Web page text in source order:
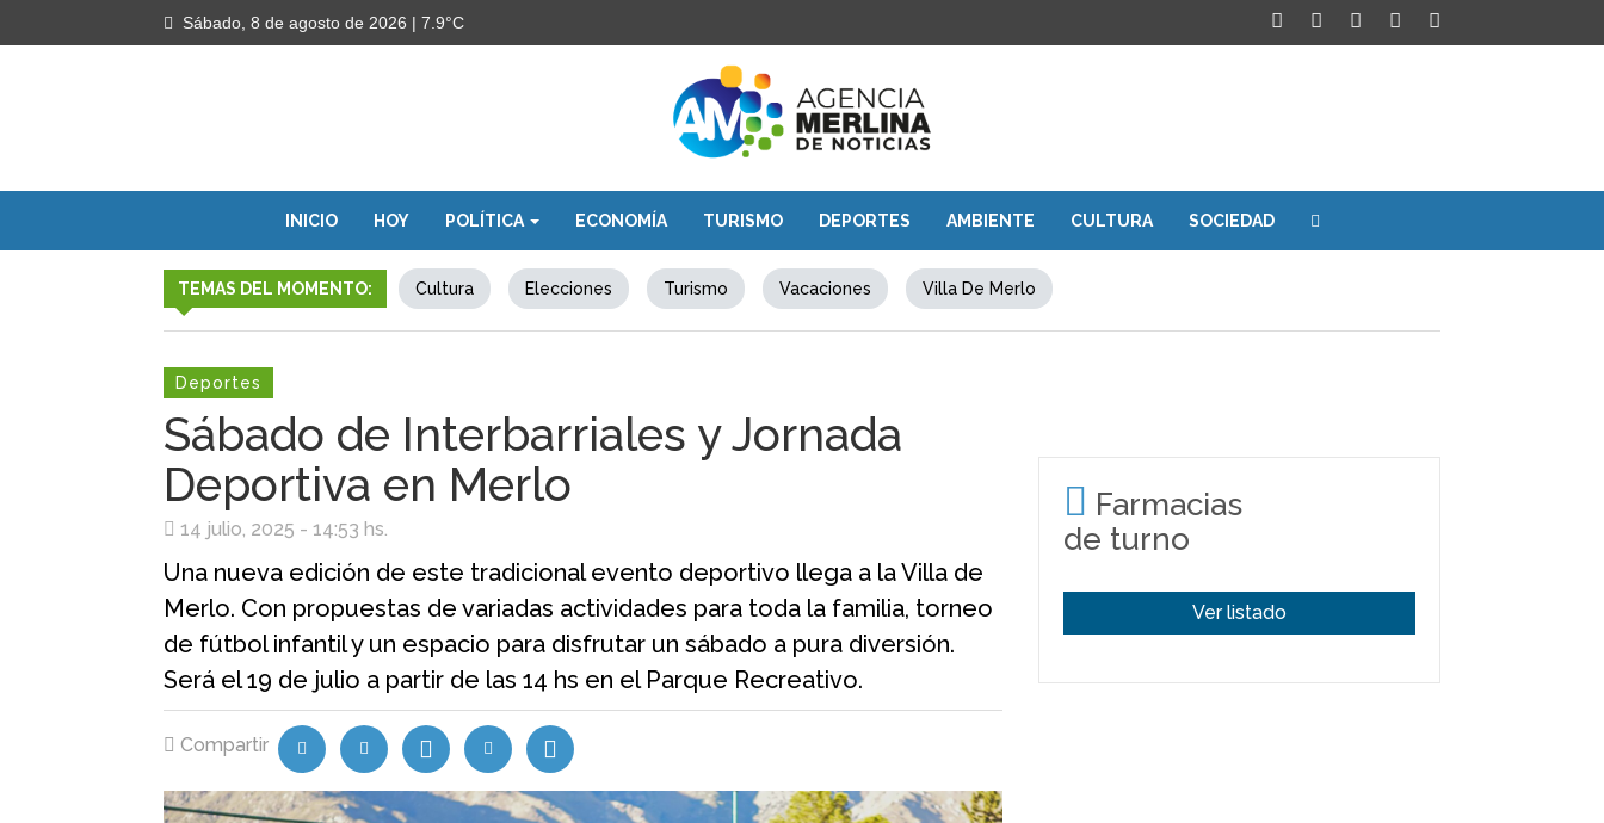
Sábado, 8 de agosto de 2026 | 7.9°C
INICIO HOY POLÍTICA ECONOMÍA TURISMO DEPORTES AMBIENTE CULTURA SOCIEDAD
TEMAS DEL MOMENTO: Cultura Elecciones Turismo Vacaciones Villa De Merlo
Deportes
Sábado de Interbarriales y Jornada
Deportiva en Merlo
14 julio, 2025 - 14:53 hs.
Una nueva edición de este tradicional evento deportivo llega a la Villa de
Merlo. Con propuestas de variadas actividades para toda la familia, torneo
de fútbol infantil y un espacio para disfrutar un sábado a pura diversión.
Será el 19 de julio a partir de las 14 hs en el Parque Recreativo.
Compartir
Farmacias
de turno
Ver listado